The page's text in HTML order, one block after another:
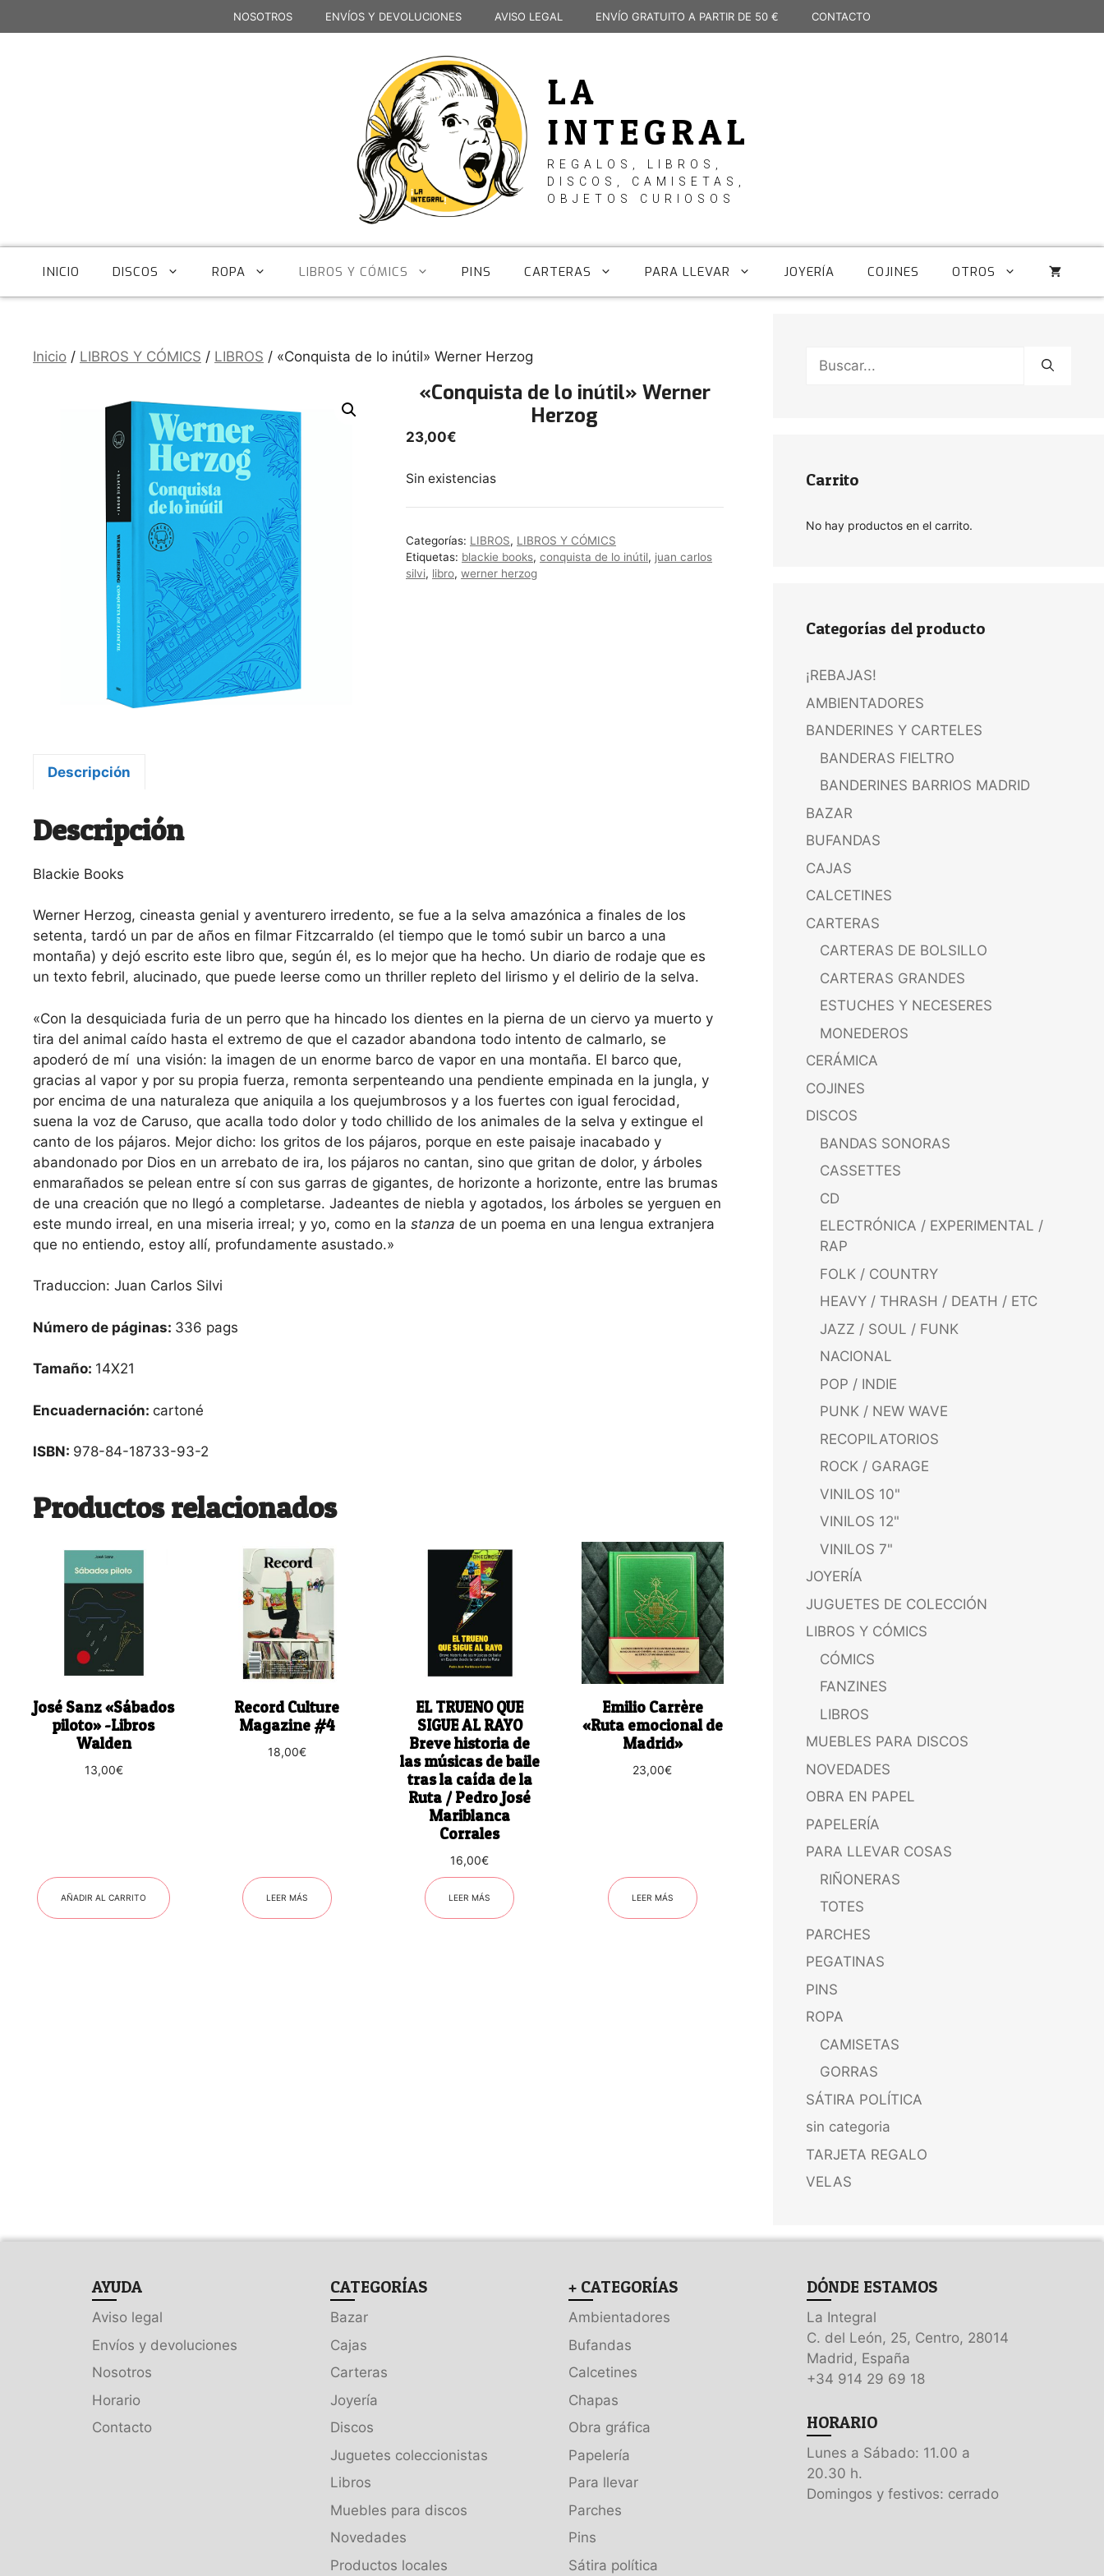
al
NOSOTROS ENVÍOS Y DEVOLUCIONES AVISO LEGAL ENVÍO GRATUITO A PARTIR DE 50 € CONTACTO
LA
INTEGRAL
REGALOS, LIBROS,
DISCOS, CAMISETAS,
OBJETOS CURIOSOS
INICIO DISCOS ROPA LIBROS Y CÓMICS PINS CARTERAS PARA LLEVAR JOYERÍA COJINES OTROS
Inicio / LIBROS Y CÓMICS / LIBROS / «Conquista de lo inútil» Werner Herzog
«Conquista de lo inútil» Werner
Herzog
23,00€
Sin existencias
Categorías: LIBROS, LIBROS Y CÓMICS
Etiquetas: blackie books,conquista de lo inútil, juan carlos
silvi, libro,werner herzog
Descripción
Descripción
Blackie Books
Werner Herzog, cineasta genial y aventurero irredento, se fue a la selva amazónica a finales de los
setenta, tardó un par de años en filmar Fitzcarraldo (el tiempo que le tomó subir un barco a una
montaña) y dejó escrito este libro que, según él, es lo mejor que ha hecho. Un diario de rodaje que es
un texto febril, alucinado, que puede leerse como un thriller repleto del lirismo y el delirio de la selva.
«Con la desquiciada furia de un perro que ha hincado los dientes en la pierna de un ciervo ya muerto y
tira del animal caído hasta el extremo de que el cazador abandona todo intento de calmarlo, se
apoderó de mí una visión: la imagen de un enorme barco de vapor en una montaña. El barco que,
gracias al vapor y por su propia fuerza, remonta serpenteando una pendiente empinada en la jungla, y
por encima de una naturaleza que aniquila a los quejumbrosos y a los fuertes con igual ferocidad,
suena la voz de Caruso, que acalla todo dolor y todo chillido de los animales de la selva y extingue el
canto de los pájaros. Mejor dicho: los gritos de los pájaros, porque en este paisaje inacabado y
abandonado por Dios en un arrebato de ira, los pájaros no cantan, sino que gritan de dolor, y árboles
enmarañados se pelean entre sí con sus garras de gigantes, de horizonte a horizonte, entre las brumas
de una creación que no llegó a completarse. Jadeantes de niebla y agotados, los árboles se yerguen en
este mundo irreal, en una miseria irreal; y yo, como en la stanza de un poema en una lengua extranjera
que no entiendo, estoy allí, profundamente asustado.»
Traduccion: Juan Carlos Silvi
Número de páginas: 336 pags
Tamaño: 14X21
Encuadernación: cartoné
ISBN: 978-84-18733-93-2
Productos relacionados
José Sanz «Sábados
piloto» -Libros
Walden
13,00€
AÑADIR AL CARRITO
Record Culture
Magazine #4
18,00€
LEER MÁS
EL TRUENO QUE
SIGUE AL RAYO
Breve historia de
las músicas de baile
tras la caída de la
Ruta / Pedro José
Mariblanca
Corrales
16,00€
LEER MÁS
Emilio Carrère
«Ruta emocional de
Madrid»
23,00€
LEER MÁS
Buscar:
Carrito
No hay productos en el carrito.
Categorías del producto
¡REBAJAS!
AMBIENTADORES
BANDERINES Y CARTELES
BANDERAS FIELTRO
BANDERINES BARRIOS MADRID
BAZAR
BUFANDAS
CAJAS
CALCETINES
CARTERAS
CARTERAS DE BOLSILLO
CARTERAS GRANDES
ESTUCHES Y NECESERES
MONEDEROS
CERÁMICA
COJINES
DISCOS
BANDAS SONORAS
CASSETTES
CD
ELECTRÓNICA / EXPERIMENTAL /
RAP
FOLK / COUNTRY
HEAVY / THRASH / DEATH / ETC
JAZZ / SOUL / FUNK
NACIONAL
POP / INDIE
PUNK / NEW WAVE
RECOPILATORIOS
ROCK / GARAGE
VINILOS 10"
VINILOS 12"
VINILOS 7"
JOYERÍA
JUGUETES DE COLECCIÓN
LIBROS Y CÓMICS
CÓMICS
FANZINES
LIBROS
MUEBLES PARA DISCOS
NOVEDADES
OBRA EN PAPEL
PAPELERÍA
PARA LLEVAR COSAS
RIÑONERAS
TOTES
PARCHES
PEGATINAS
PINS
ROPA
CAMISETAS
GORRAS
SÁTIRA POLÍTICA
sin categoria
TARJETA REGALO
VELAS
AYUDA
Aviso legal
Envíos y devoluciones
Nosotros
Horario
Contacto
CATEGORÍAS
Bazar
Cajas
Carteras
Joyería
Discos
Juguetes coleccionistas
Libros
Muebles para discos
Novedades
Productos locales
+ CATEGORÍAS
Ambientadores
Bufandas
Calcetines
Chapas
Obra gráfica
Papelería
Para llevar
Parches
Pins
Sátira política
DÓNDE ESTAMOS
La Integral
C. del León, 25, Centro, 28014
Madrid, España
+34 914 29 69 18
HORARIO
Lunes a Sábado: 11.00 a
20.30 h.
Domingos y festivos: cerrado